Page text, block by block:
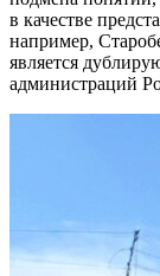
в качестве
например,
является
администраций